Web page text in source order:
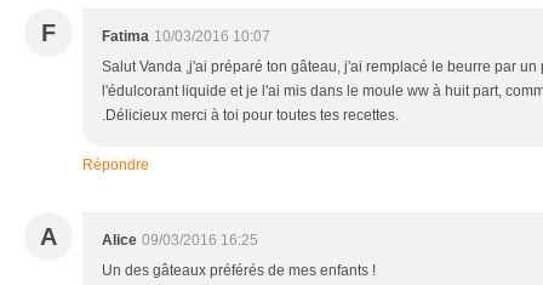
F Fatima 10/03/2016 10:07
Salut Vanda ,j'ai préparé ton gâteau, j'ai remplacé le beurre par
l'édulcorant liquide et je l'ai mis dans le moule ww à huit part,
.Délicieux merci à toi pour toutes tes recettes.
Répondre
A Alice 09/03/2016 16:25
Un des gâteaux préférés de mes enfants !